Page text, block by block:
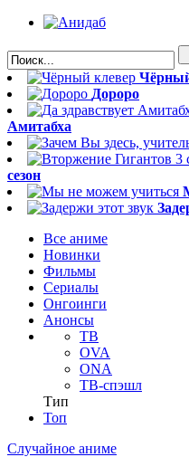
Дороро
Амитабха
сезон
Все аниме
Новинки
Фильмы
Сериалы
Онгоинги
Анонсы
ТВ
OVA
ONA
ТВ-спэшл
Тип
Топ
Случайное аниме